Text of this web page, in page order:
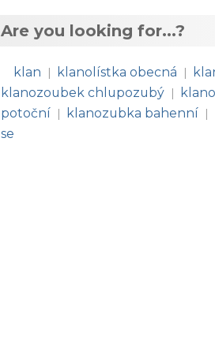
Are you looking for...?
klan | klanolístka obecná |
klanozoubek chlupozubý |
potoční | klanozubka bahenní |
se